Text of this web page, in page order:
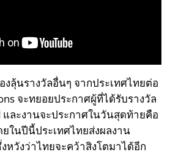
งลุ้นรางวัลอื่นๆ จากประเทศไทยต่อ
จะทยอยประกาศผู้ที่ได้รับรางวัล
ละงานจะประกาศในวันสุดท้ายคือ
ในปีนี้ประเทศไทยส่งผลงาน
หวังว่าไทยจะคว้าสิงโตมาได้อีก